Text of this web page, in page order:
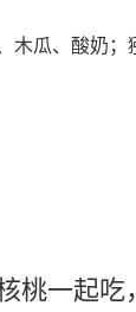
木瓜、酸奶
桃一起吃